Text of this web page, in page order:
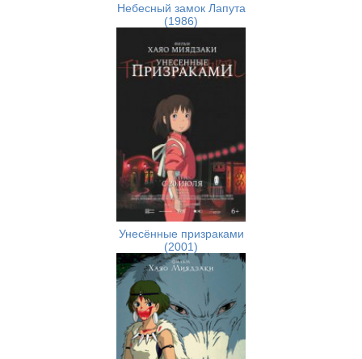
Небесный замок Лапута
(1986)
Унесённые призраками
(2001)